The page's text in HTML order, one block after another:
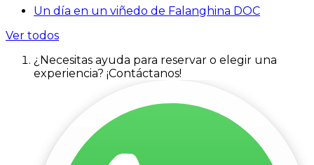
Un día en un viñedo de Falanghina DOC
Ver todos
¿Necesitas ayuda para reservar o elegir una
experiencia? ¡Contáctanos!